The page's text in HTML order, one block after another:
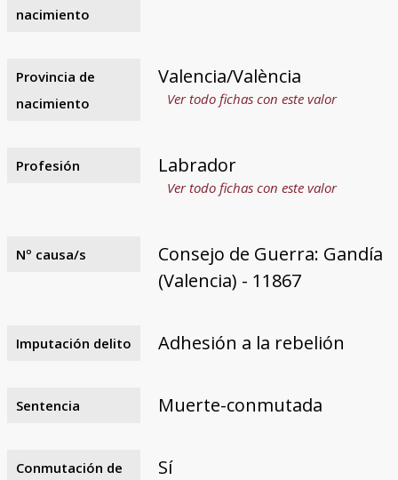
nacimiento
Provincia de
nacimiento
Valencia/València
Ver todo fichas con este valor
Profesión Labrador
Ver todo fichas con este valor
Nº causa/s
Consejo de Guerra: Gandía
(Valencia) - 11867
Imputación delito Adhesión a la rebelión
Sentencia Muerte-conmutada
Conmutación de
Sí